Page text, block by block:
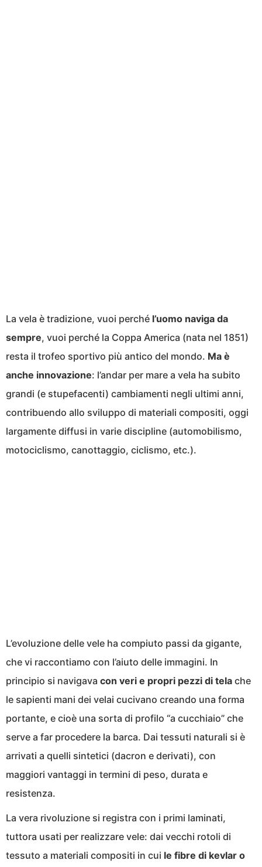
La vela è tradizione, vuoi perché l’uomo naviga da
sempre, vuoi perché la Coppa America (nata nel 1851)
resta il trofeo sportivo più antico del mondo. Ma è
anche innovazione: l’andar per mare a vela ha subito
grandi (e stupefacenti) cambiamenti negli ultimi anni,
contribuendo allo sviluppo di materiali compositi, oggi
largamente diffusi in varie discipline (automobilismo,
motociclismo, canottaggio, ciclismo, etc.).
L’evoluzione delle vele ha compiuto passi da gigante,
che vi raccontiamo con l’aiuto delle immagini. In
principio si navigava con veri e propri pezzi di tela che
le sapienti mani dei velai cucivano creando una forma
portante, e cioè una sorta di profilo “a cucchiaio” che
serve a far procedere la barca. Dai tessuti naturali si è
arrivati a quelli sintetici (dacron e derivati), con
maggiori vantaggi in termini di peso, durata e
resistenza.
La vera rivoluzione si registra con i primi laminati,
tuttora usati per realizzare vele: dai vecchi rotoli di
tessuto a materiali compositi in cui le fibre di kevlar o